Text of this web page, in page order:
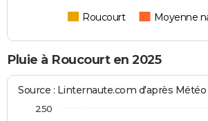
Roucourt Moyenne
Pluie à Roucourt en 2025
Source : Linternaute.com d'après Météo
250